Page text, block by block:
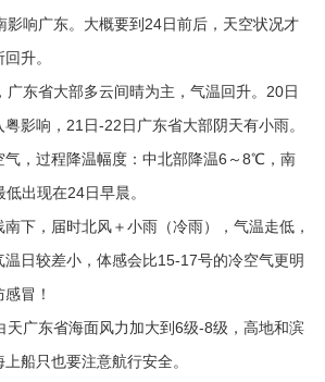
影响广东。大概要到24日前后，天空状况才
升。
东省大部多云间晴为主，气温回升。20日
影响，21日-22日广东省大部阴天有小雨。
，过程降温幅度：中北部降温6～8℃，南
出现在24日早晨。
，届时北风＋小雨（冷雨），气温走低，
日较差小，体感会比15-17号的冷空气更明
冒！
广东省海面风力加大到6级-8级，高地和滨
船只也要注意航行安全。